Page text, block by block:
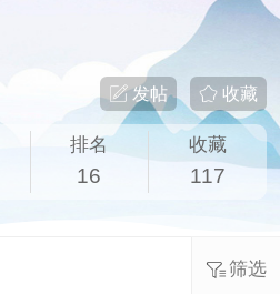
收藏
发帖
排名
16
收藏
117
筛选